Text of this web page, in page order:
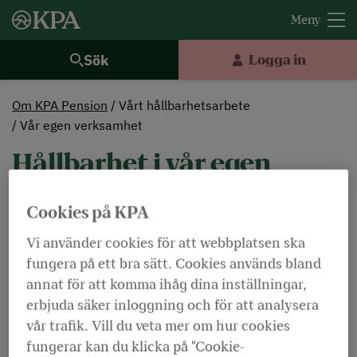
Sök Logga in
Om KPA Pension
Vårt hållbarhetsarbete
Vår egen verksamhet
Hållbarhet i vår egen
verksamhet
Dölj ordförklaringar Lyssna
Vårt hållbarhetsarbete utgår från att våra
kunder ska känna sig trygga i en hållbar värld.
Ett hållbarhetsarbete som är integrerat i våra
Cookies på KPA
Vi använder cookies för att webbplatsen ska
fungera på ett bra sätt. Cookies används bland
annat för att komma ihåg dina inställningar,
erbjuda säker inloggning och för att analysera
vår trafik. Vill du veta mer om hur cookies
fungerar kan du klicka på "Cookie-